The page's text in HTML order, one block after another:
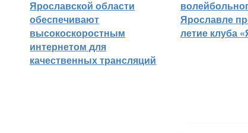
Ярославской области
обеспечивают
высокоскоростным
интернетом для
качественных трансляций
Ярославле
летие клуба